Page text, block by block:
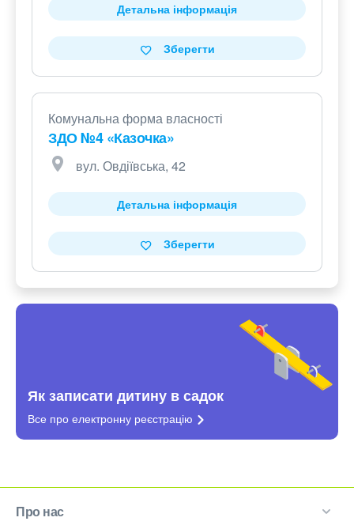
Детальна інформація
Зберегти
Комунальна форма власності
ЗДО №4 «Казочка»
вул. Овдіївська, 42
Детальна інформація
Зберегти
Як записати дитину в садок
Все про електронну реєстрацію
Про нас